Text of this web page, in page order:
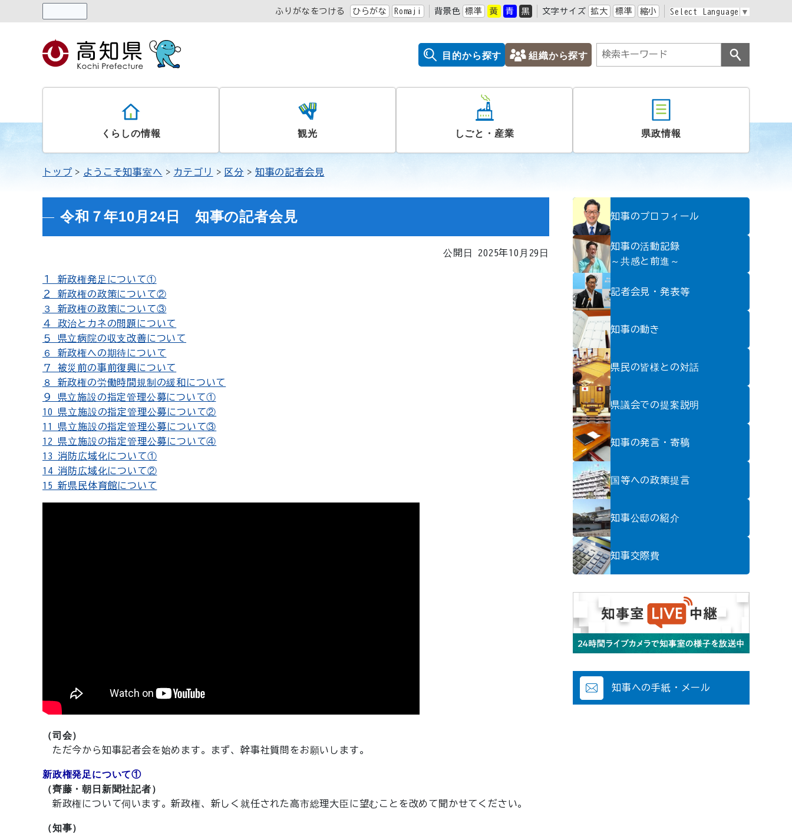
ふりがなをつける ひらがな Romaji 背景色 標準 黄 青 黒 文字サイズ 拡大 標準 縮小 Select Language ▼
目的から探す 組織から探す
くらしの情報 観光 しごと・産業 県政情報
トップ ようこそ知事室へ カテゴリ 区分 知事の記者会見
令和７年10月24日 知事の記者会見
公開日 2025年10月29日
１ 新政権発足について①
２ 新政権の政策について②
３ 新政権の政策について③
４ 政治とカネの問題について
５ 県立病院の収支改善について
６ 新政権への期待について
７ 被災前の事前復興について
８ 新政権の労働時間規制の緩和について
９ 県立施設の指定管理公募について①
10 県立施設の指定管理公募について②
11 県立施設の指定管理公募について③
12 県立施設の指定管理公募について④
13 消防広域化について①
14 消防広域化について②
15 新県民体育館について
（司会）
ただ今から知事記者会を始めます。まず、幹事社質問をお願いします。
新政権発足について①
（齊藤・朝日新聞社記者）
新政権について伺います。新政権、新しく就任された高市総理大臣に望むことを改めて聞かせてください。
（知事）
知事のプロフィール
知事の活動記録
～共感と前進～
記者会見・発表等
知事の動き
県民の皆様との対話
県議会での提案説明
知事の発言・寄稿
国等への政策提言
知事公邸の紹介
知事交際費
知事への手紙・メール